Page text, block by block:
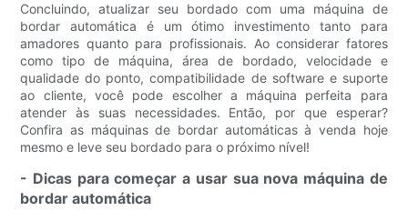
Concluindo, atualizar seu bordado com uma máquina de
bordar automática é um ótimo investimento tanto para
amadores quanto para profissionais. Ao considerar fatores
como tipo de máquina, área de bordado, velocidade e
qualidade do ponto, compatibilidade de software e suporte
ao cliente, você pode escolher a máquina perfeita para
atender às suas necessidades. Então, por que esperar?
Confira as máquinas de bordar automáticas à venda hoje
mesmo e leve seu bordado para o próximo nível!
- Dicas para começar a usar sua nova máquina de
bordar automática